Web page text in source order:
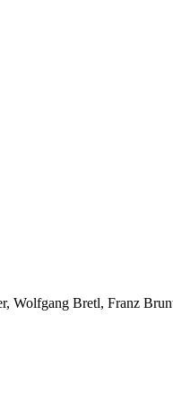
Wolfgang Bretl, Franz